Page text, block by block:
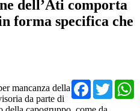
dell’Ati comporta
forma specifica che
mancanza della
da parte di